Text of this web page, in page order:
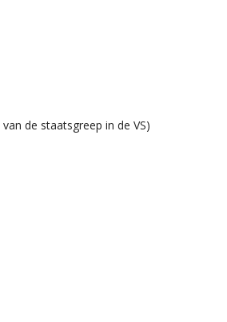
de staatsgreep in de VS)